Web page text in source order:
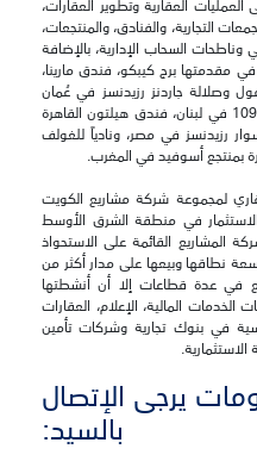
التجارية، والفنادق، والمنتجعات،
وناطحات السحاب الإدارية، بالإضافة
مقدمتها برج كيبكو، فندق مارينا،
وصلالة جاردنز رزيدنسز في عُمان
والعبدلي مول في الأردن، وروشه فيو 1090 في لبنان، فندق هيلتون القاهرة
رزيدنسز في مصر، ونادياً للغولف
أسوفيد في المغرب.
لمجموعة شركة مشاريع الكويت
في منطقة الشرق الأوسط
المشاريع القائمة على الاستحواذ
نطاقها وبيعها على مدار أكثر من
في عدة قطاعات إلا أن أنشطتها
المالية، الإعلام، العقارات
في بنوك تجارية وشركات تأمين
يرجى الإتصال
بالسيد: